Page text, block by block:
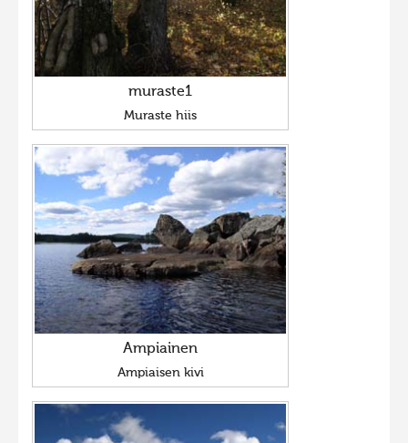
muraste1
Muraste hiis
Ampiainen
Ampiaisen kivi